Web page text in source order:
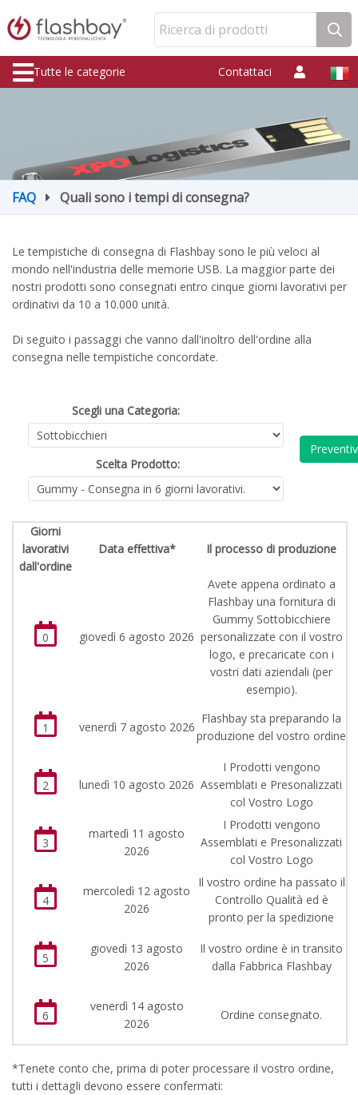
Ricerca di prodotti
Tutte le categorie Contattaci
FAQ Quali sono i tempi di consegna?
Le tempistiche di consegna di Flashbay sono le più veloci al
mondo nell'industria delle memorie USB. La maggior parte dei
nostri prodotti sono consegnati entro cinque giorni lavorativi per
ordinativi da 10 a 10.000 unità.
Di seguito i passaggi che vanno dall'inoltro dell'ordine alla
consegna nelle tempistiche concordate.
Scegli una Categoria:
Scelta Prodotto:
Giorni
lavorativi
dall'ordine
Data effettiva* Il processo di produzione
0 giovedì 6 agosto 2026
Avete appena ordinato a
Flashbay una fornitura di
Gummy Sottobicchiere
personalizzate con il vostro
logo, e precaricate con i
vostri dati aziendali (per
esempio).
1 venerdì 7 agosto 2026
Flashbay sta preparando la
produzione del vostro ordine
2 lunedì 10 agosto 2026
I Prodotti vengono
Assemblati e Presonalizzati
col Vostro Logo
3
martedì 11 agosto
2026
I Prodotti vengono
Assemblati e Presonalizzati
col Vostro Logo
4
mercoledì 12 agosto
2026
Il vostro ordine ha passato il
Controllo Qualità ed è
pronto per la spedizione
5
giovedì 13 agosto
2026
Il vostro ordine è in transito
dalla Fabbrica Flashbay
6
venerdì 14 agosto
2026
Ordine consegnato.
*Tenete conto che, prima di poter processare il vostro ordine,
tutti i dettagli devono essere confermati: